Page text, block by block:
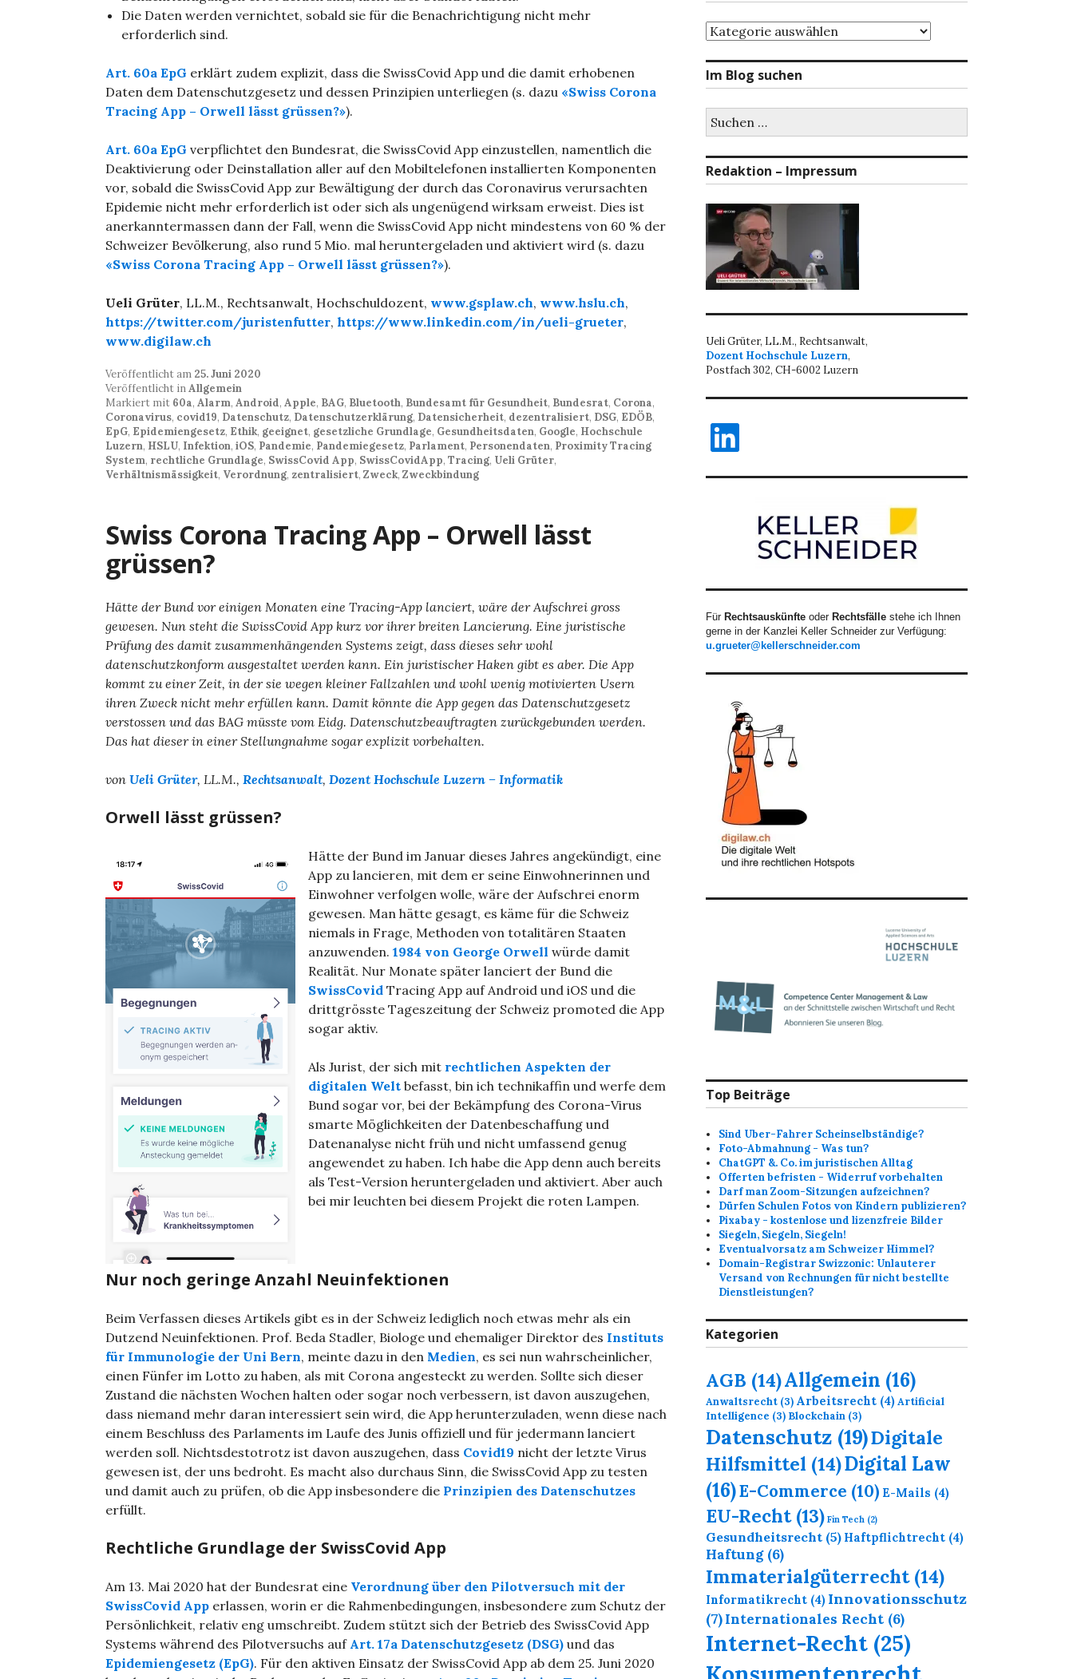
Die Daten werden vernichtet, sobald sie für die Benachrichtigung nicht mehr
erforderlich sind.
Art. 60a EpG erklärt zudem explizit, dass die SwissCovid App und die damit erhobenen
Daten dem Datenschutzgesetz und dessen Prinzipien unterliegen (s. dazu «Swiss Corona
Tracing App – Orwell lässt grüssen?»).
Art. 60a EpG verpflichtet den Bundesrat, die SwissCovid App einzustellen, namentlich die
Deaktivierung oder Deinstallation aller auf den Mobiltelefonen installierten Komponenten
vor, sobald die SwissCovid App zur Bewältigung der durch das Coronavirus verursachten
Epidemie nicht mehr erforderlich ist oder sich als ungenügend wirksam erweist. Dies ist
anerkanntermassen dann der Fall, wenn die SwissCovid App nicht mindestens von 60 % der
Schweizer Bevölkerung, also rund 5 Mio. mal heruntergeladen und aktiviert wird (s. dazu
«Swiss Corona Tracing App – Orwell lässt grüssen?»).
Ueli Grüter, LL.M., Rechtsanwalt, Hochschuldozent, www.gsplaw.ch, www.hslu.ch,
https://twitter.com/juristenfutter, https://www.linkedin.com/in/ueli-grueter,
www.digilaw.ch
Veröffentlicht am 25. Juni 2020
Veröffentlicht inAllgemein
Markiert mit 60a, Alarm, Android, Apple, BAG, Bluetooth, Bundesamt für Gesundheit, Bundesrat, Corona,
Coronavirus, covid19, Datenschutz, Datenschutzerklärung, Datensicherheit, dezentralisiert, DSG, EDÖB,
EpG, Epidemiengesetz, Ethik, geeignet, gesetzliche Grundlage, Gesundheitsdaten, Google, Hochschule
Luzern, HSLU, Infektion, iOS, Pandemie, Pandemiegesetz, Parlament, Personendaten, Proximity Tracing
System, rechtliche Grundlage, SwissCovid App, SwissCovidApp, Tracing, Ueli Grüter,
Verhältnismässigkeit, Verordnung, zentralisiert, Zweck, Zweckbindung
Swiss Corona Tracing App – Orwell lässt
grüssen?
Hätte der Bund vor einigen Monaten eine Tracing-App lanciert, wäre der Aufschrei gross
gewesen. Nun steht die SwissCovid App kurz vor ihrer breiten Lancierung. Eine juristische
Prüfung des damit zusammenhängenden Systems zeigt, dass dieses sehr wohl
datenschutzkonform ausgestaltet werden kann. Ein juristischer Haken gibt es aber. Die App
kommt zu einer Zeit, in der sie wegen kleiner Fallzahlen und wohl wenig motivierten Usern
ihren Zweck nicht mehr erfüllen kann. Damit könnte die App gegen das Datenschutzgesetz
verstossen und das BAG müsste vom Eidg. Datenschutzbeauftragten zurückgebunden werden.
Das hat dieser in einer Stellungnahme sogar explizit vorbehalten.
von Ueli Grüter, LL.M., Rechtsanwalt, Dozent Hochschule Luzern – Informatik
Orwell lässt grüssen?
Hätte der Bund im Januar dieses Jahres angekündigt, eine
App zu lancieren, mit dem er seine Einwohnerinnen und
Einwohner verfolgen wolle, wäre der Aufschrei enorm
gewesen. Man hätte gesagt, es käme für die Schweiz
niemals in Frage, Methoden von totalitären Staaten
anzuwenden. 1984 von George Orwell würde damit
Realität. Nur Monate später lanciert der Bund die
SwissCovid Tracing App auf Android und iOS und die
drittgrösste Tageszeitung der Schweiz promoted die App
sogar aktiv.
Als Jurist, der sich mit rechtlichen Aspekten der
digitalen Welt befasst, bin ich technikaffin und werfe dem
Bund sogar vor, bei der Bekämpfung des Corona-Virus
smarte Möglichkeiten der Datenbeschaffung und
Datenanalyse nicht früh und nicht umfassend genug
angewendet zu haben. Ich habe die App denn auch bereits
als Test-Version heruntergeladen und aktiviert. Aber auch
bei mir leuchten bei diesem Projekt die roten Lampen.
Nur noch geringe Anzahl Neuinfektionen
Beim Verfassen dieses Artikels gibt es in der Schweiz lediglich noch etwas mehr als ein
Dutzend Neuinfektionen. Prof. Beda Stadler, Biologe und ehemaliger Direktor des Instituts
für Immunologie der Uni Bern, meinte dazu in den Medien, es sei nun wahrscheinlicher,
einen Fünfer im Lotto zu haben, als mit Corona angesteckt zu werden. Sollte sich dieser
Zustand die nächsten Wochen halten oder sogar noch verbessern, ist davon auszugehen,
dass niemand mehr daran interessiert sein wird, die App herunterzuladen, wenn diese nach
einem Beschluss des Parlaments im Laufe des Junis offiziell und für jedermann lanciert
werden soll. Nichtsdestotrotz ist davon auszugehen, dass Covid19 nicht der letzte Virus
gewesen ist, der uns bedroht. Es macht also durchaus Sinn, die SwissCovid App zu testen
und damit auch zu prüfen, ob die App insbesondere die Prinzipien des Datenschutzes
erfüllt.
Rechtliche Grundlage der SwissCovid App
Am 13. Mai 2020 hat der Bundesrat eine Verordnung über den Pilotversuch mit der
SwissCovid App erlassen, worin er die Rahmenbedingungen, insbesondere zum Schutz der
Persönlichkeit, relativ eng umschreibt. Zudem stützt sich der Betrieb des SwissCovid App
Systems während des Pilotversuchs auf Art. 17a Datenschutzgesetz (DSG) und das
Epidemiengesetz (EpG). Für den aktiven Einsatz der SwissCovid App ab dem 25. Juni 2020
Themenbereiche
Im Blog suchen
nach:
Redaktion – Impressum
Ueli Grüter, LL.M., Rechtsanwalt,
Dozent Hochschule Luzern,
Postfach 302, CH-6002 Luzern
LinkedIn
Für Rechtsauskünfte oder Rechtsfälle stehe ich Ihnen
gerne in der Kanzlei Keller Schneider zur Verfügung:
u.grueter@kellerschneider.com
Top Beiträge
Sind Uber-Fahrer Scheinselbständige?
Foto-Abmahnung - Was tun?
ChatGPT &. Co. im juristischen Alltag
Offerten befristen - Widerruf vorbehalten
Darf man Zoom-Sitzungen aufzeichnen?
Dürfen Schulen Fotos von Kindern publizieren?
Pixabay - kostenlose und lizenzfreie Bilder
Siegeln, Siegeln, Siegeln!
Eventualvorsatz am Schweizer Himmel?
Domain-Registrar Swizzonic: Unlauterer
Versand von Rechnungen für nicht bestellte
Dienstleistungen?
Kategorien
AGB (14)Allgemein (16)
Anwaltsrecht (3) Arbeitsrecht (4)Artificial
Intelligence (3) Blockchain (3)
Datenschutz (19)Digitale
Hilfsmittel (14)Digital Law
(16)E-Commerce (10) E-Mails (4)
EU-Recht(13) Fin Tech (2)
Gesundheitsrecht (5) Haftpflichtrecht (4)
Haftung(6)
Immaterialgüterrecht(14)
Informatikrecht (4) Innovationsschutz
(7)Internationales Recht (6)
Internet-Recht (25)